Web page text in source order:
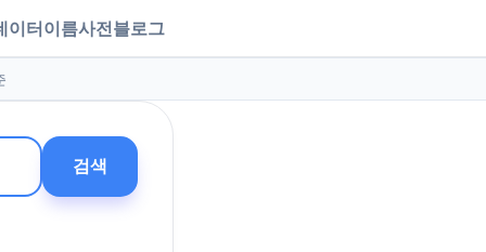
이터이름사전블로그
검색